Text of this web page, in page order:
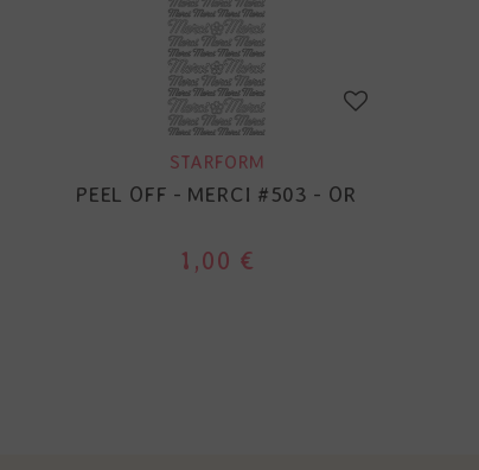
STARFORM
PEEL OFF - MERCI #503 - OR
1,00 €